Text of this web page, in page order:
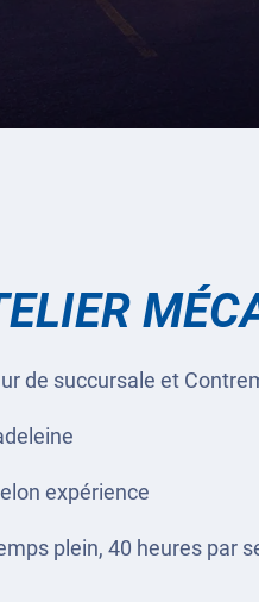
de succursale et
expérience
plein, 40 heures par